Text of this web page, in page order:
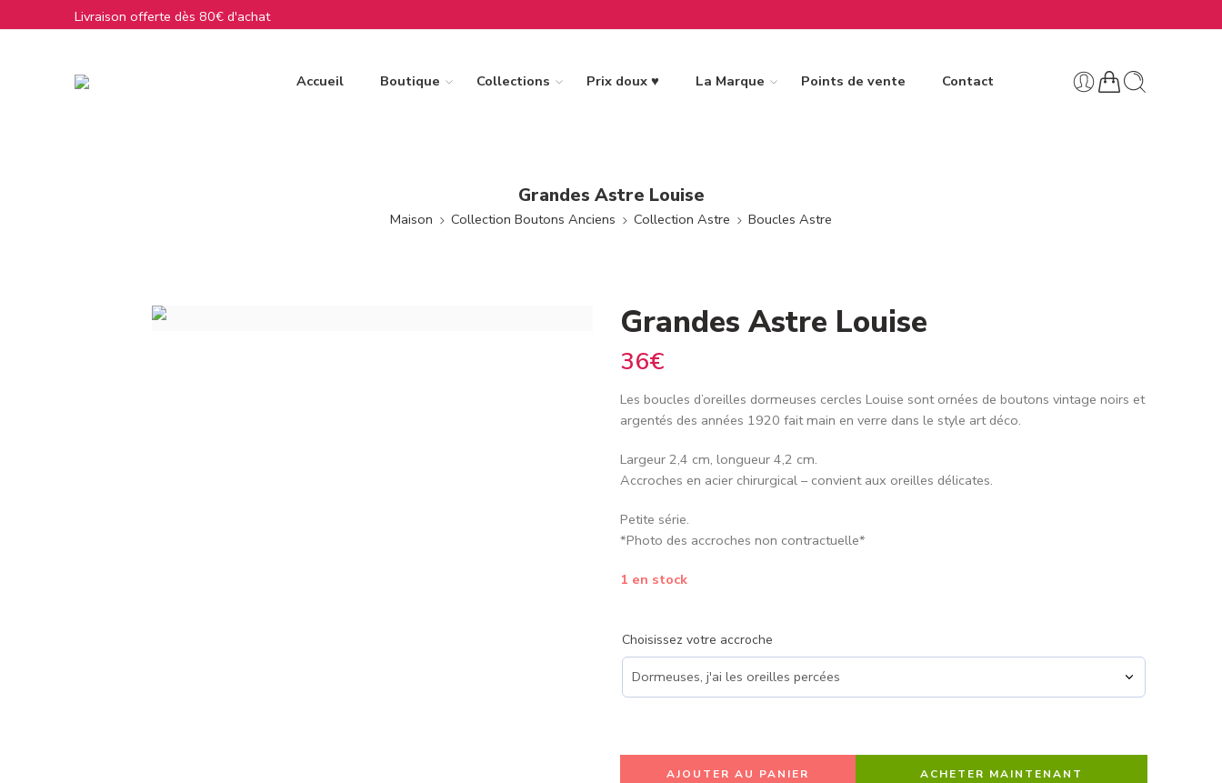
Livraison offerte dès 80€ d'achat
Accueil Boutique Collections Prix doux ♥ La Marque Points de vente Contact
Grandes Astre Louise
Maison Collection Boutons Anciens Collection Astre Boucles Astre
Grandes Astre Louise
36€
Les boucles d’oreilles dormeuses cercles Louise sont ornées de boutons vintage noirs et
argentés des années 1920 fait main en verre dans le style art déco.
Largeur 2,4 cm, longueur 4,2 cm.
Accroches en acier chirurgical – convient aux oreilles délicates.
Petite série.
*Photo des accroches non contractuelle*
1 en stock
Choisissez votre accroche
AJOUTER AU PANIER ACHETER MAINTENANT